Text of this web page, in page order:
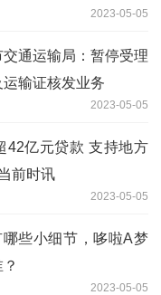
2023-05-05
通运输局：暂停受理
输证核发业务
2023-05-05
42亿元贷款 支持地方
前时讯
2023-05-05
哪些小细节，哆啦A梦
2023-05-05